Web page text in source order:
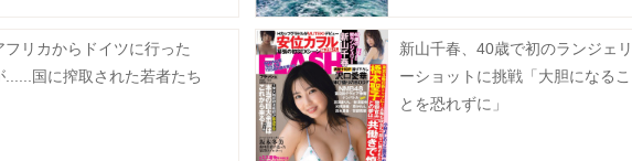
フリカからドイツに行った
......国に搾取された若者たち
新山千春、40歳で初のランジェリ
ーショットに挑戦「大胆になるこ
とを恐れずに」